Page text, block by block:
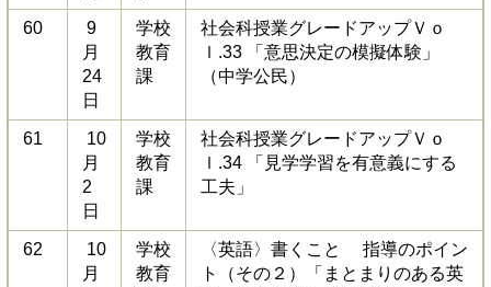
60
9
月
24
日
学校
教育
課
社会科授業グレードアップＶｏ
ｌ.33 「意思決定の模擬体験」
（中学公民）
61
10
月
2
日
学校
教育
課
社会科授業グレードアップＶｏ
ｌ.34 「見学学習を有意義にする
工夫」
62
10
月
学校
教育
〈英語〉書くこと 指導のポイン
ト（その２）「まとまりのある英